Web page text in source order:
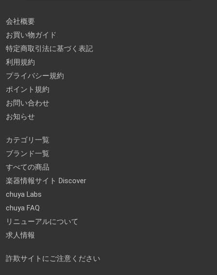
会社概要
お買い物ガイド
特定商取引法に基づく表記
利用規約
プライバシー規約
ポイント規約
お問い合わせ
お知らせ
カテゴリ一覧
ブランド一覧
すべての商品
楽器情報サイト Discover
chuya Labs
chuya FAQ
リニューアルについて
求人情報
詐欺サイトにご注意ください